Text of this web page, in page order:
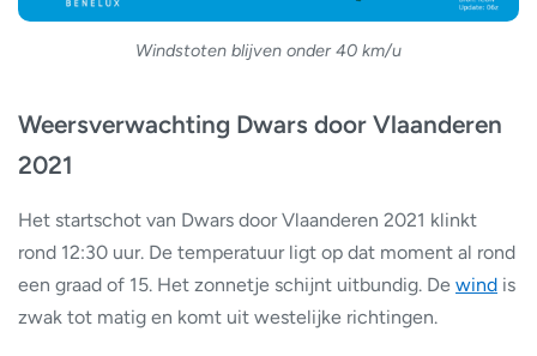
Windstoten blijven onder 40 km/u
Weersverwachting Dwars door Vlaanderen
2021
Het startschot van Dwars door Vlaanderen 2021 klinkt
rond 12:30 uur. De temperatuur ligt op dat moment al rond
een graad of 15. Het zonnetje schijnt uitbundig. De wind is
zwak tot matig en komt uit westelijke richtingen.